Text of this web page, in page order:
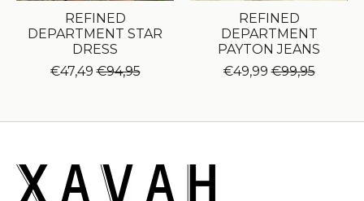
REFINED
DEPARTMENT STAR
DRESS
€47,49 €94,95
REFINED
DEPARTMENT
PAYTON JEANS
€49,99 €99,95